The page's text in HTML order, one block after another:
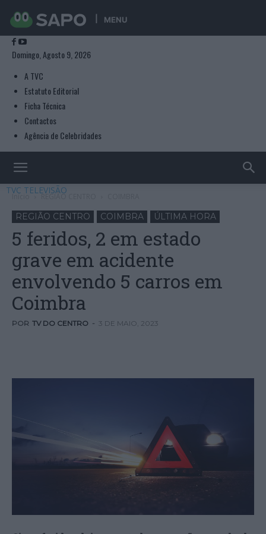
MENU
Domingo, Agosto 9, 2026
A TVC
Estatuto Editorial
Ficha Técnica
Contactos
Agência de Celebridades
TVC TELEVISÃO
Início REGIÃO CENTRO
REGIÃO CENTRO COIMBRA ÚLTIMA HORA
5 feridos, 2 em estado
grave em acidente
envolvendo 5 carros em
Coimbra
POR TV DO CENTRO - 3 DE MAIO, 2023